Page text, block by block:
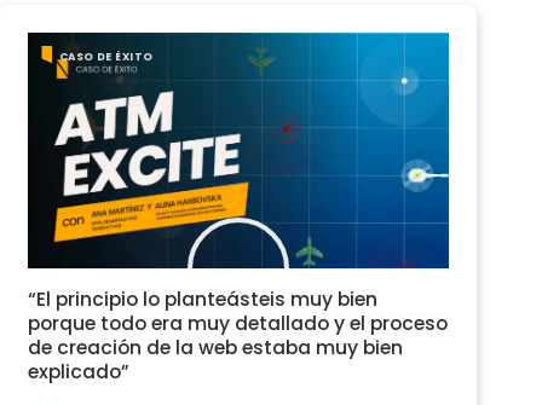
CASO DE ÉXITO
“El principio lo planteásteis muy bien
porque todo era muy detallado y el proceso
de creación de la web estaba muy bien
explicado”